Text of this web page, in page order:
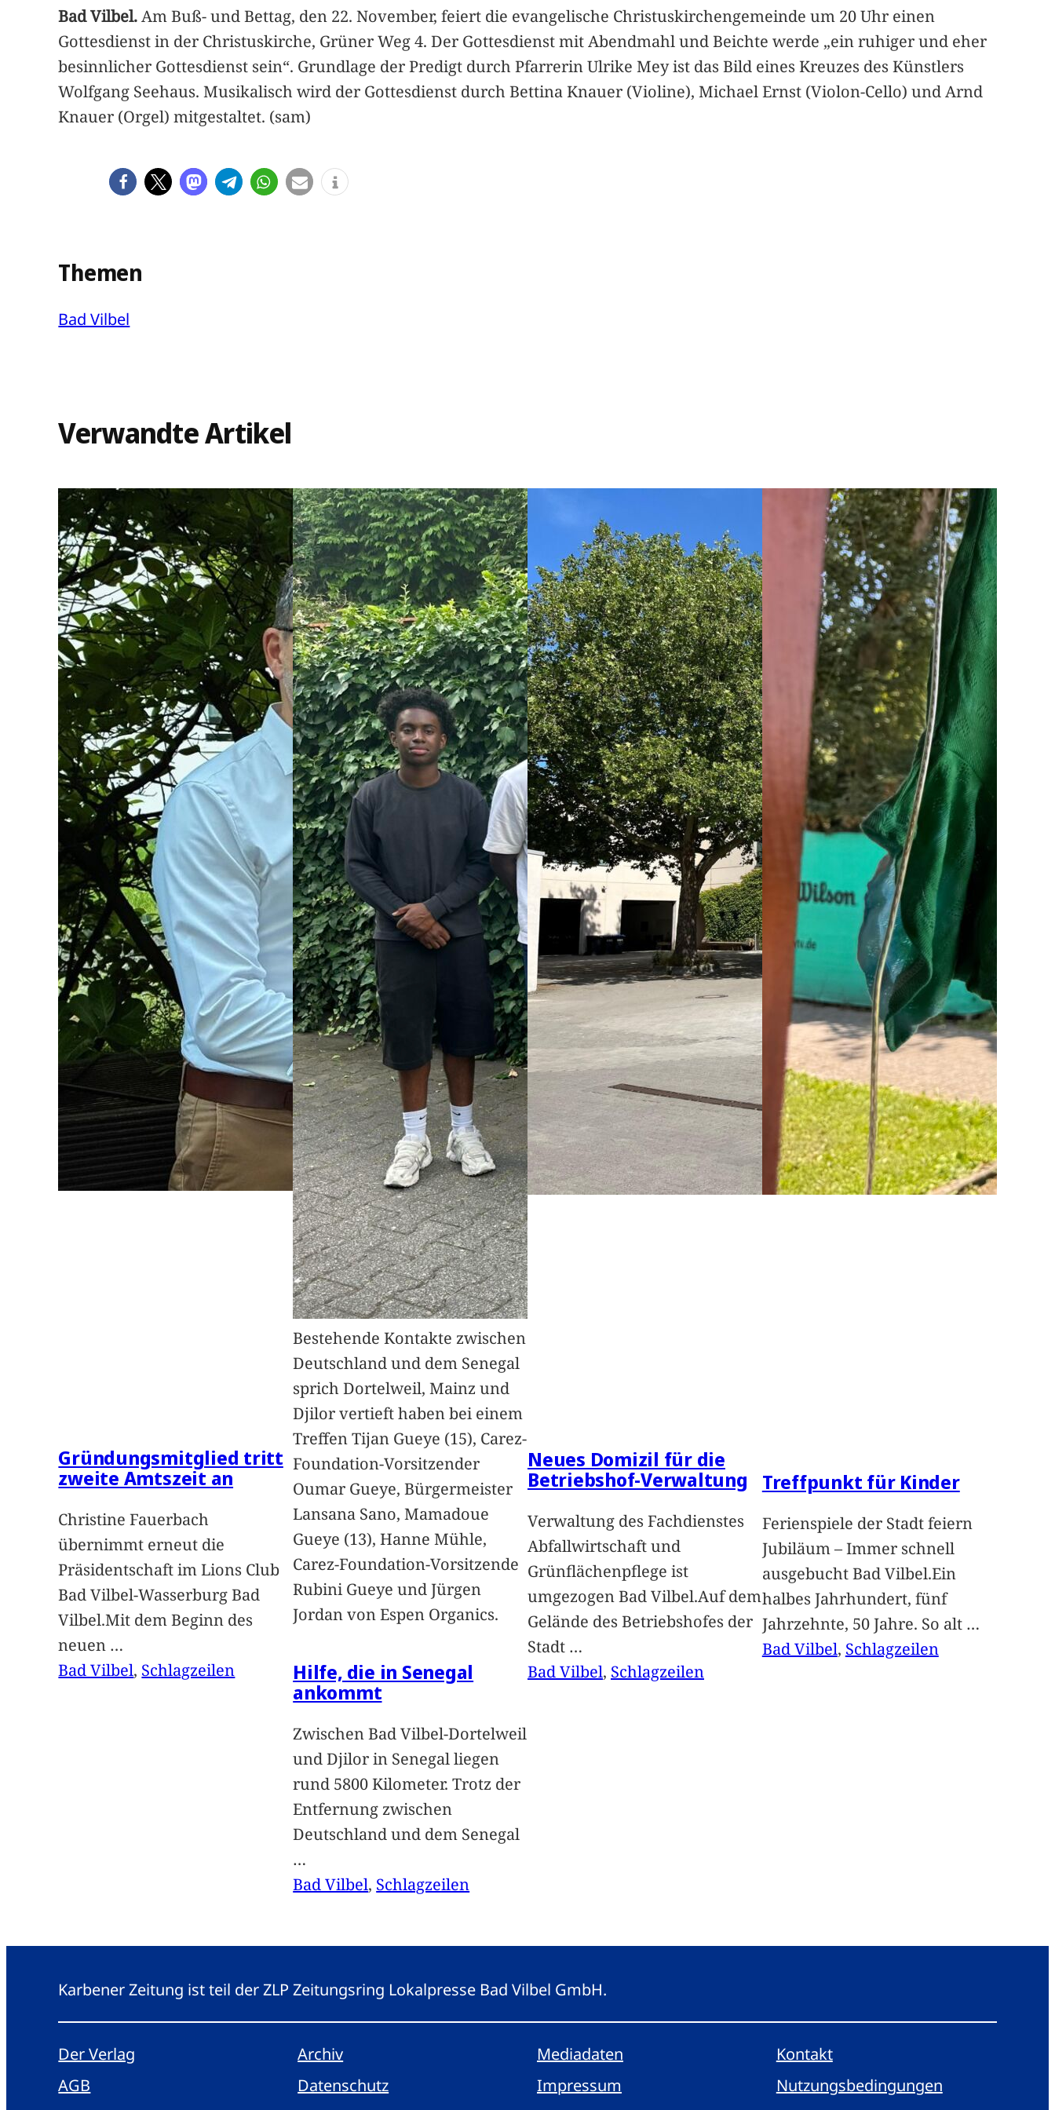
Bad Vilbel.Am Buß- und Bettag, den 22. November, feiert die evangelische Christuskirchengemeinde um 20 Uhr einen
Gottesdienst in der Christuskirche, Grüner Weg 4. Der Gottesdienst mit Abendmahl und Beichte werde „ein ruhiger und eher
besinnlicher Gottesdienst sein“. Grundlage der Predigt durch Pfarrerin Ulrike Mey ist das Bild eines Kreuzes des Künstlers
Wolfgang Seehaus. Musikalisch wird der Gottesdienst durch Bettina Knauer (Violine), Michael Ernst (Violon-Cello) und Arnd
Knauer (Orgel) mitgestaltet. (sam)
Themen
Bad Vilbel
Verwandte Artikel
Gründungsmitglied tritt
zweite Amtszeit an
Christine Fauerbach
übernimmt erneut die
Präsidentschaft im Lions Club
Bad Vilbel-Wasserburg Bad
Vilbel.Mit dem Beginn des
neuen …
Bad Vilbel, Schlagzeilen
Bestehende Kontakte zwischen
Deutschland und dem Senegal
sprich Dortelweil, Mainz und
Djilor vertieft haben bei einem
Treffen Tijan Gueye (15), Carez-
Foundation-Vorsitzender
Oumar Gueye, Bürgermeister
Lansana Sano, Mamadoue
Gueye (13), Hanne Mühle,
Carez-Foundation-Vorsitzende
Rubini Gueye und Jürgen
Jordan von Espen Organics.
Hilfe, die in Senegal
ankommt
Zwischen Bad Vilbel-Dortelweil
und Djilor in Senegal liegen
rund 5800 Kilometer. Trotz der
Entfernung zwischen
Deutschland und dem Senegal
…
Bad Vilbel, Schlagzeilen
Neues Domizil für die
Betriebshof-Verwaltung
Verwaltung des Fachdienstes
Abfallwirtschaft und
Grünflächenpflege ist
umgezogen Bad Vilbel.Auf dem
Gelände des Betriebshofes der
Stadt …
Bad Vilbel, Schlagzeilen
Treffpunkt für Kinder
Ferienspiele der Stadt feiern
Jubiläum – Immer schnell
ausgebucht Bad Vilbel.Ein
halbes Jahrhundert, fünf
Jahrzehnte, 50 Jahre. So alt …
Bad Vilbel, Schlagzeilen
Karbener Zeitung ist teil der ZLP Zeitungsring Lokalpresse Bad Vilbel GmbH.
Der Verlag Archiv Mediadaten
Kontakt
AGB
Datenschutz Impressum Nutzungsbedingungen